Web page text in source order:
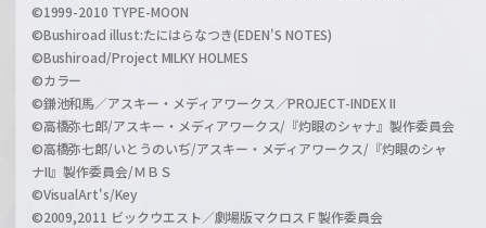
©1999-2010 TYPE-MOON
©Bushiroad illust:たにはらなつき(EDEN'S NOTES)
©Bushiroad/Project MILKY HOLMES
©カラー
©鎌池和馬／アスキー・メディアワークス／PROJECT-INDEX II
©高橋弥七郎/アスキー・メディアワークス/『灼眼のシャナ』製作委員会
©高橋弥七郎/いとうのいぢ/アスキー・メディアワークス/『灼眼のシャ
ナII』製作委員会/ＭＢＳ
©VisualArt's/Key
©2009,2011 ビックウエスト／劇場版マクロスＦ製作委員会